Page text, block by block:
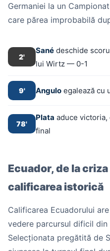
Germaniei la un
care părea improbabilă
2'
Sané deschide
lui Wirtz — 0-1
9' Angulo egalează cu
78'
Plata aduce
final
Ecuador, de la
calificarea istorică
Calificarea Ecuadorului
vedere parcursul dificil din
Selecționata pregătită de